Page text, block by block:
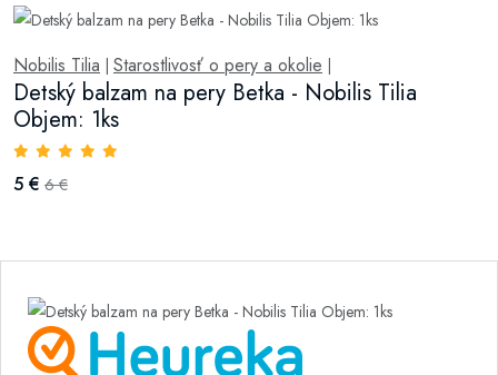
Nobilis Tilia | Starostlivosť o pery a okolie |
Detský balzam na pery Betka - Nobilis Tilia
Objem: 1ks
5 € 6 €